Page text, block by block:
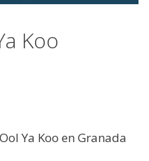
Koo
Ya Koo en Granada